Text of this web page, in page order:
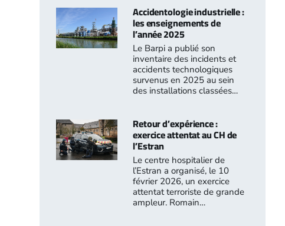
Accidentologie industrielle :
les enseignements de
l’année 2025
Le Barpi a publié son
inventaire des incidents et
accidents technologiques
survenus en 2025 au sein
des installations classées…
Retour d’expérience :
exercice attentat au CH de
l’Estran
Le centre hospitalier de
l’Estran a organisé, le 10
février 2026, un exercice
attentat terroriste de grande
ampleur. Romain…